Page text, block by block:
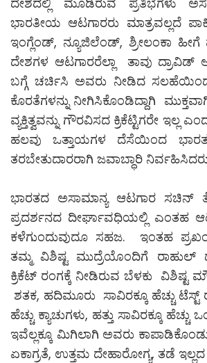
ಭಾರತೀಯ ಆಟಗಾರರು ಮಾತ್ರವಲ್ಲದೆ
ಇಂಗ್ಲೆಂಡ್, ನ್ಯೂಜಿಲೆಂಡ್, ಶ್ರೀಲಂಕಾ ಹೀಗೆ
ದೇಶಗಳ ಆಟಗಾರರೆಲ್ಲಾ ತಾವು
ಬಗ್ಗೆ ಚರ್ಚಿಸಿ ಅವರು ನೀಡಿದ
ಕೊರತೆಗಳನ್ನು ನೀಗಿಸಿಕೊಂಡಿದ್ದಾಗಿ
ವ್ಯಕ್ತಿತ್ವವನ್ನು ಗೌರವಿಸದ ಕ್ರಿಕೆಟ್ಟಿಗರೇ ಇಲ್ಲ
ಹಲವು ಒತ್ತಾಯಗಳ ದೆಸೆಯಿಂದ
ತರಬೇತುದಾರರಾಗಿ ಜವಾಬ್ಧಾರಿ
ಭಾರತದ ಅಸಾಮಾನ್ಯ ಆಟಗಾರ ಸಚಿನ್
ಪ್ರದರ್ಶನದ ದೀರ್ಘಾವಧಿಯಲ್ಲಿ ಎಂತಹ
ಕಳೆಗುಂದುವುದೂ ಸಹಜ. ಇಂತಹ
ತಮ್ಮ ವಿಶಿಷ್ಟ ಮುದ್ರೆಯೊಂದಿಗೆ ರಾಹುಲ್
ಕ್ರಿಕೆಟ್ ರಂಗಕ್ಕೆ ನೀಡಿರುವ ಬೆಳಕು ವಿಶಿಷ್ಟ
ಶತಕ, ಹದಿಮೂರು ಸಾವಿರಕ್ಕೂ ಹೆಚ್ಚು ಟೆಸ್ಟ್
ಹೆಚ್ಚು ಕ್ಯಾಚುಗಳು, ಹತ್ತು ಸಾವಿರಕ್ಕೂ ಹೆಚ್ಚು
ಇವೆಲ್ಲಕ್ಕೂ ಮಿಗಿಲಾಗಿ ಅವರು
ಏಕಾಗ್ರತೆ, ಉತ್ತಮ ದೇಹಾರೋಗ್ಯ, ತಡೆ